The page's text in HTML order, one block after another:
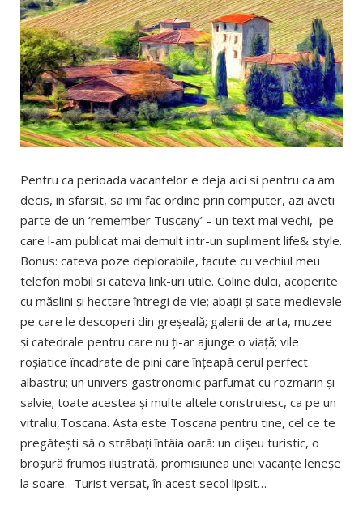
Pentru ca perioada vacantelor e deja aici si pentru ca am
decis, in sfarsit, sa imi fac ordine prin computer, azi aveti
parte de un ‘remember Tuscany’ – un text mai vechi, pe
care l-am publicat mai demult intr-un supliment life& style.
Bonus: cateva poze deplorabile, facute cu vechiul meu
telefon mobil si cateva link-uri utile. Coline dulci, acoperite
cu măslini şi hectare întregi de vie; abaţii şi sate medievale
pe care le descoperi din greşeală; galerii de arta, muzee
şi catedrale pentru care nu ţi-ar ajunge o viaţă; vile
roşiatice încadrate de pini care înţeapă cerul perfect
albastru; un univers gastronomic parfumat cu rozmarin şi
salvie; toate acestea şi multe altele construiesc, ca pe un
vitraliu,Toscana. Asta este Toscana pentru tine, cel ce te
pregăteşti să o străbaţi întâia oară: un clişeu turistic, o
broşură frumos ilustrată, promisiunea unei vacanţe leneşe
la soare. Turist versat, în acest secol lipsit…